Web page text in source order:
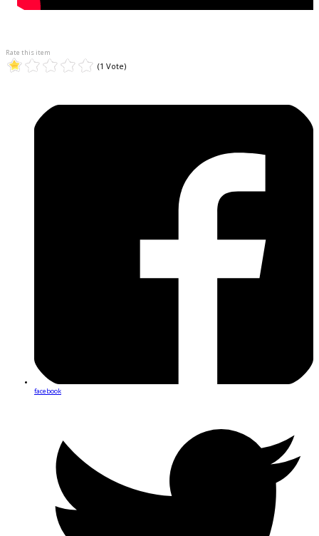
Rate this item
(1 Vote)
facebook